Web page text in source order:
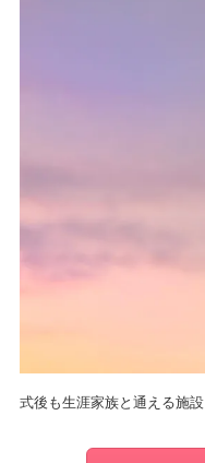
式後も生涯家族と通える施